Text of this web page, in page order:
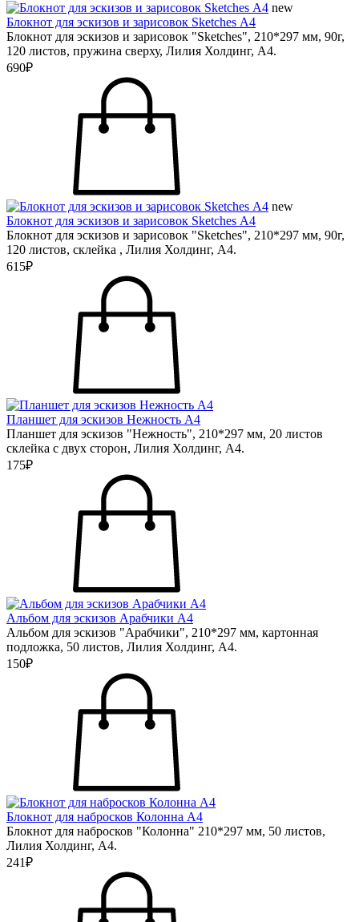
new
Блокнот для эскизов и зарисовок Sketches А4
Блокнот для эскизов и зарисовок "Sketches", 210*297 мм, 90г,
120 листов, пружина сверху, Лилия Холдинг, А4.
690₽
new
Блокнот для эскизов и зарисовок Sketches А4
Блокнот для эскизов и зарисовок "Sketches", 210*297 мм, 90г,
120 листов, склейка , Лилия Холдинг, А4.
615₽
Планшет для эскизов Нежность А4
Планшет для эскизов "Нежность", 210*297 мм, 20 листов
склейка с двух сторон, Лилия Холдинг, А4.
175₽
Альбом для эскизов Арабчики А4
Альбом для эскизов "Арабчики", 210*297 мм, картонная
подложка, 50 листов, Лилия Холдинг, А4.
150₽
Блокнот для набросков Колонна А4
Блокнот для набросков "Колонна" 210*297 мм, 50 листов,
Лилия Холдинг, А4.
241₽